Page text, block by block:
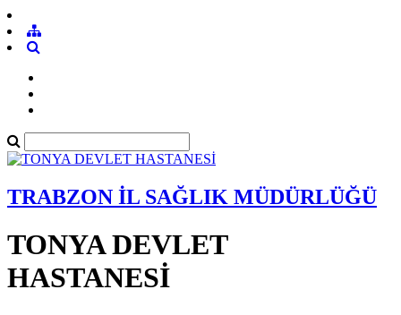
TRABZON İL SAĞLIK MÜDÜRLÜĞÜ
TONYA DEVLET
HASTANESİ